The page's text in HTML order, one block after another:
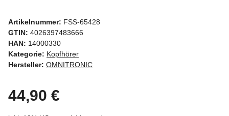
Artikelnummer: FSS-65428
GTIN: 4026397483666
HAN: 14000330
Kategorie: Kopfhörer
Hersteller: OMNITRONIC
44,90 €